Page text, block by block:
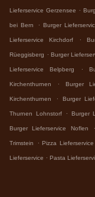
Lieferservice Gerzensee .
bei Bern . Burger
Lieferservice Kirchdorf .
Rüeggisberg . Burger
Lieferservice Belpberg .
Kirchenthurnen . Burger
Kirchenthurnen . Burger
Thurnen Lohnstorf . Burger
Burger Lieferservice Noflen .
Trimstein . Pizza Lieferservice
Lieferservice . Pasta